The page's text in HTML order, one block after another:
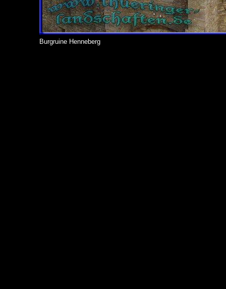
Burgruine Henneberg